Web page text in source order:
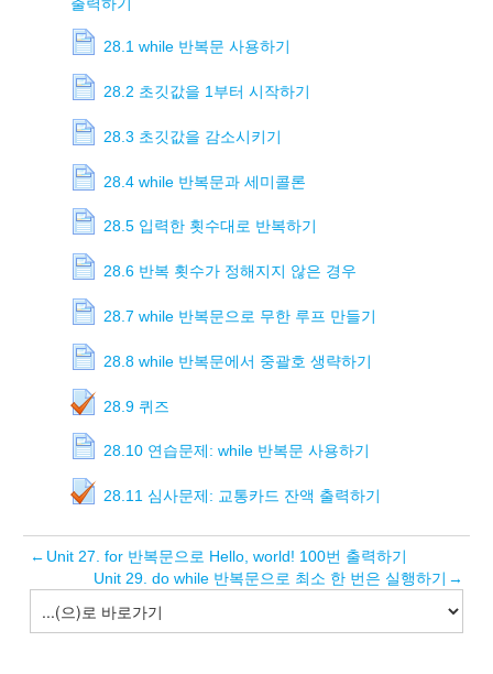
출력하기
28.1 while 반복문 사용하기
28.2 초깃값을 1부터 시작하기
28.3 초깃값을 감소시키기
28.4 while 반복문과 세미콜론
28.5 입력한 횟수대로 반복하기
28.6 반복 횟수가 정해지지 않은 경우
28.7 while 반복문으로 무한 루프 만들기
28.8 while 반복문에서 중괄호 생략하기
28.9 퀴즈
28.10 연습문제: while 반복문 사용하기
28.11 심사문제: 교통카드 잔액 출력하기
← Unit 27. for 반복문으로 Hello, world! 100번 출력하기
Unit 29. do while 반복문으로 최소 한 번은 실행하기 →